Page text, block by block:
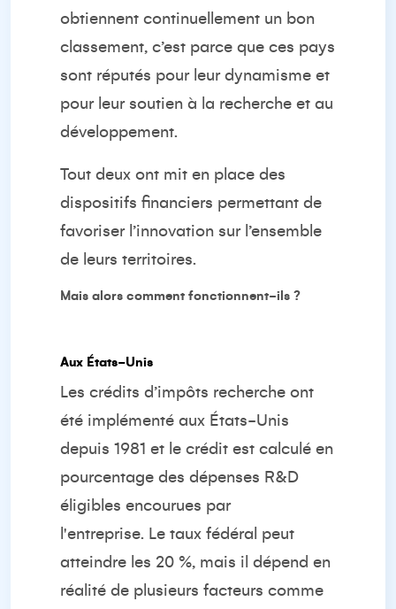
obtiennent continuellement un bon
classement, c’est parce que ces pays
sont réputés pour leur dynamisme et
pour leur soutien à la recherche et au
développement.
Tout deux ont mit en place des
dispositifs financiers permettant de
favoriser l’innovation sur l’ensemble
de leurs territoires.
Mais alors comment fonctionnent-ils ?
Aux États-Unis
Les crédits d’impôts recherche ont
été implémenté aux États-Unis
depuis 1981 et le crédit est calculé en
pourcentage des dépenses R&D
éligibles encourues par
l'entreprise. Le taux fédéral peut
atteindre les 20 %, mais il dépend en
réalité de plusieurs facteurs comme